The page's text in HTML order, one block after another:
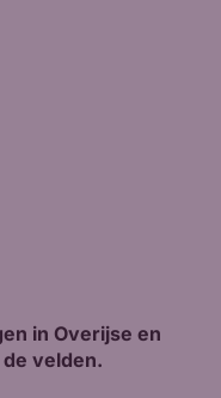
in Overijse en
velden.